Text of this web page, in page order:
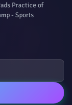
Practice of
- Sports